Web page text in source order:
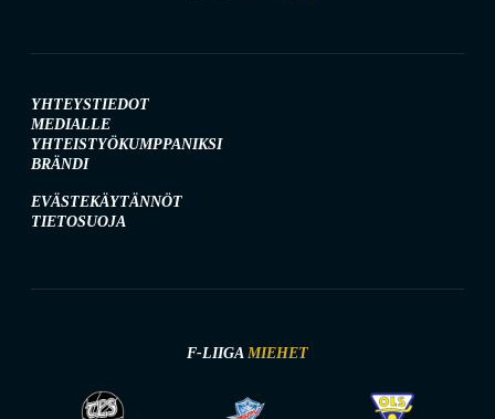
YHTEYSTIEDOT
MEDIALLE
YHTEISTYÖKUMPPANIKSI
BRÄNDI
EVÄSTEKÄYTÄNNÖT
TIETOSUOJA
F-LIIGA MIEHET